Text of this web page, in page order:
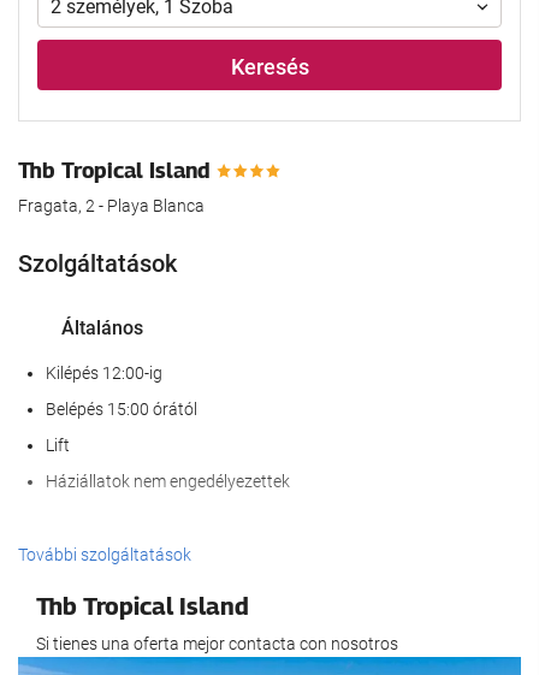
2 személyek, 1 Szoba
Keresés
Thb Tropical Island
Fragata, 2 - Playa Blanca
Szolgáltatások
Általános
Kilépés 12:00-ig
Belépés 15:00 órától
Lift
Háziállatok nem engedélyezettek
Wellness
Konditerem
További szolgáltatások
Thb Tropical Island
Si tienes una oferta mejor contacta con nosotros